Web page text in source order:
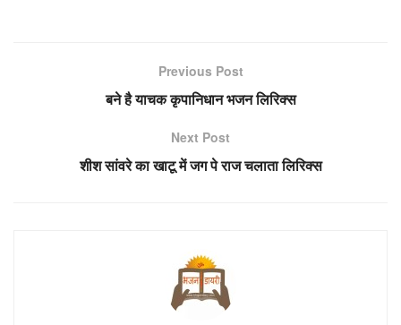
Previous Post
बने है याचक कृपानिधान भजन लिरिक्स
Next Post
शीश सांवरे का खाटू में जग पे राज चलाता लिरिक्स